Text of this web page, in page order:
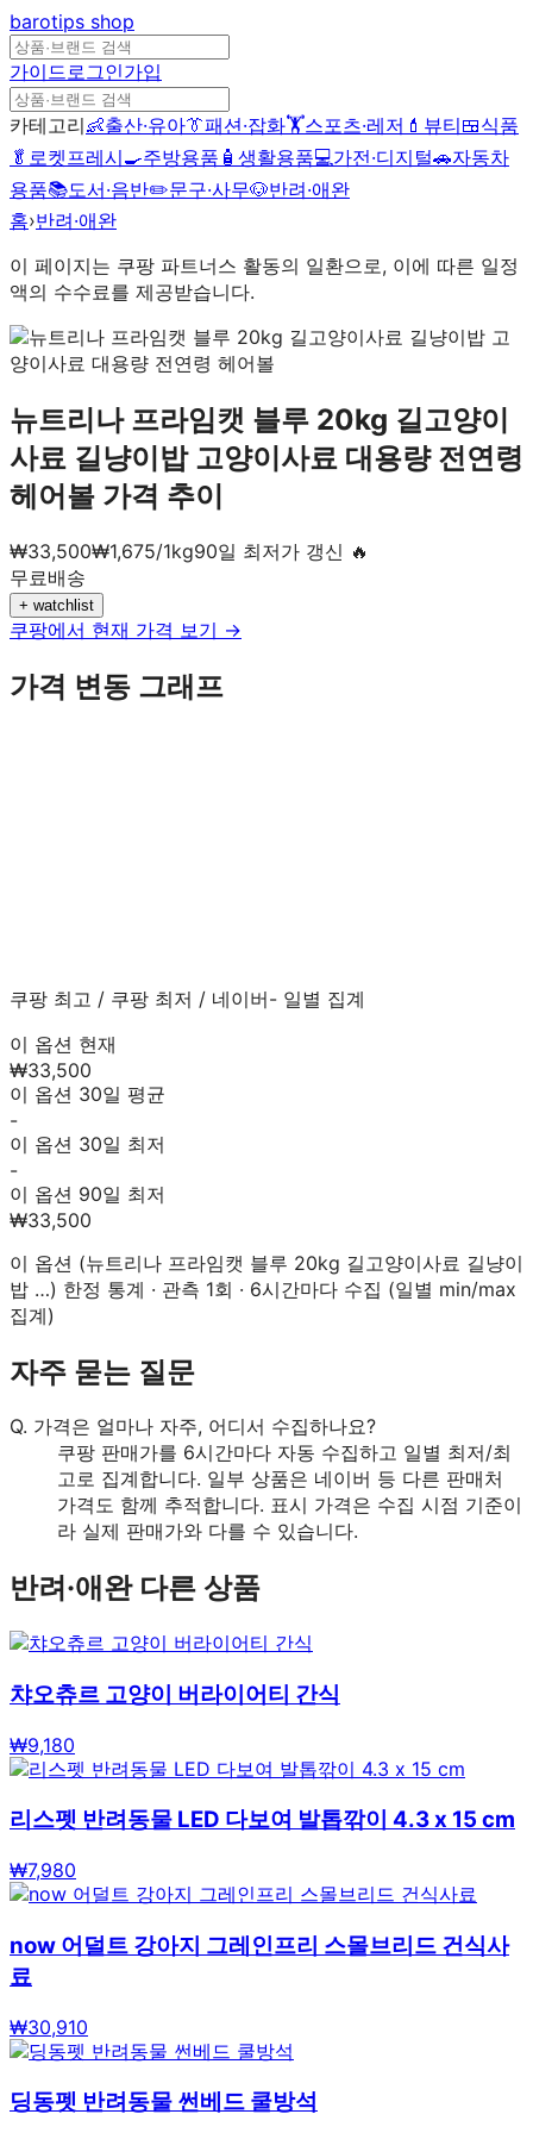
barotips shop
가이드로그인가입
카테고리👶출산·유아👔패션·잡화🏋️스포츠·레저 💄 뷰티🍱식품
🥬 로켓프레시🍳주방용품 🧴 생활용품💻가전·디지털🚗자동차
용품📚도서·음반✏️문구·사무🐶반려·애완
홈›반려·애완
이 페이지는 쿠팡 파트너스 활동의 일환으로, 이에 따른 일정
액의 수수료를 제공받습니다.
뉴트리나 프라임캣 블루 20kg 길고양이
사료 길냥이밥 고양이사료 대용량 전연령
헤어볼 가격 추이
₩33,500₩1,675/1kg90일 최저가 갱신 🔥
무료배송
+ watchlist
쿠팡에서 현재 가격 보기 →
가격 변동 그래프
쿠팡 최고 / 쿠팡 최저 / 네이버- 일별 집계
이 옵션 현재
₩33,500
이 옵션 30일 평균
-
이 옵션 30일 최저
-
이 옵션 90일 최저
₩33,500
이 옵션 (뉴트리나 프라임캣 블루 20kg 길고양이사료 길냥이
밥 …) 한정 통계 · 관측 1회 · 6시간마다 수집 (일별 min/max
집계)
자주 묻는 질문
Q. 가격은 얼마나 자주, 어디서 수집하나요?
쿠팡 판매가를 6시간마다 자동 수집하고 일별 최저/최
고로 집계합니다. 일부 상품은 네이버 등 다른 판매처
가격도 함께 추적합니다. 표시 가격은 수집 시점 기준이
라 실제 판매가와 다를 수 있습니다.
반려·애완다른 상품
챠오츄르 고양이 버라이어티 간식
₩9,180
리스펫 반려동물 LED 다보여 발톱깎이 4.3 x 15 cm
₩7,980
now 어덜트 강아지 그레인프리 스몰브리드 건식사
료
₩30,910
딩동펫 반려동물 썬베드 쿨방석